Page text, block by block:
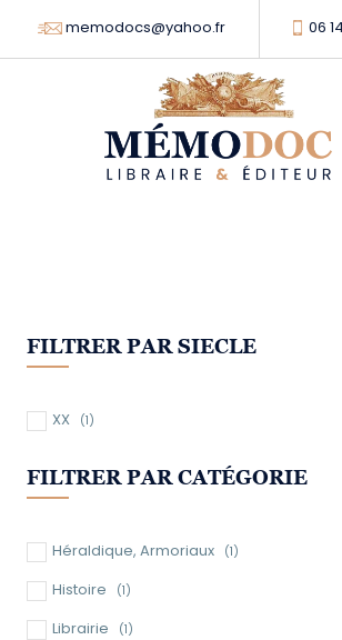
memodocs@yahoo.fr 06
FILTRER PAR SIECLE
XX (1)
FILTRER PAR CATÉGORIE
Héraldique, Armoriaux (1)
Histoire (1)
Librairie (1)